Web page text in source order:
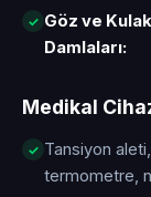
Göz ve Kulak
Damlaları:
Medikal
Tansiyon
termometre,